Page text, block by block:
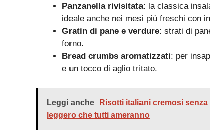
Panzanella rivisitata: la classica
ideale anche nei mesi più freschi con
Gratin di pane e verdure: strati di
forno.
Bread crumbs aromatizzati: per
e un tocco di aglio tritato.
Leggi anche
Risotti italiani cremosi
leggero che tutti ameranno